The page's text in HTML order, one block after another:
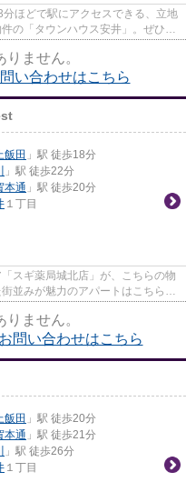
ほどで駅にアクセスできる、立地
の「タウンハウス安井」。ぜひ一
ません。
い合わせはこちら
飯田 」駅 徒歩18分
」駅 徒歩22分
本通 」駅 徒歩20分
１丁目
スギ薬局城北店」が、こちらの物
並みが魅力のアパートはこちらで
ません。
問い合わせはこちら
飯田 」駅 徒歩20分
本通 」駅 徒歩21分
」駅 徒歩26分
１丁目